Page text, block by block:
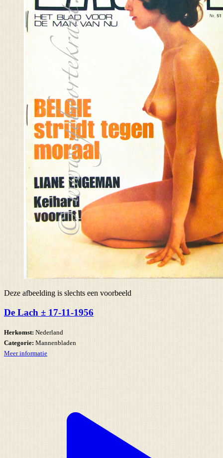
Deze afbeelding is slechts een voorbeeld
De Lach ± 17-11-1956
Herkomst: Nederland
Categorie: Mannenbladen
Meer informatie